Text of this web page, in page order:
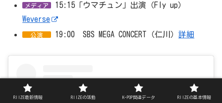
メディア
15:15「ウマチュン」出演（Fly up）
Weverse
公演 19:00 SBS MEGA CONCERT（仁川）詳細
RIIZE最新情報 RIIZEの活動 K-POP関連データ RIIZEの基本情報